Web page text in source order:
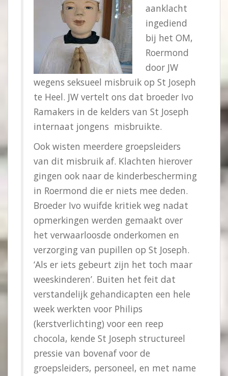
aanklacht
ingediend
bij het OM,
Roermond
door JW
wegens seksueel misbruik op St Joseph
te Heel. JW vertelt ons dat broeder Ivo
Ramakers in de kelders van St Joseph
internaat jongens misbruikte.
Ook wisten meerdere groepsleiders
van dit misbruik af. Klachten hierover
gingen ook naar de kinderbescherming
in Roermond die er niets mee deden.
Broeder Ivo wuifde kritiek weg nadat
opmerkingen werden gemaakt over
het verwaarloosde onderkomen en
verzorging van pupillen op St Joseph.
‘Als er iets gebeurt zijn het toch maar
weeskinderen’. Buiten het feit dat
verstandelijk gehandicapten een hele
week werkten voor Philips
(kerstverlichting) voor een reep
chocola, kende St Joseph structureel
pressie van bovenaf voor de
groepsleiders, personeel, en met name